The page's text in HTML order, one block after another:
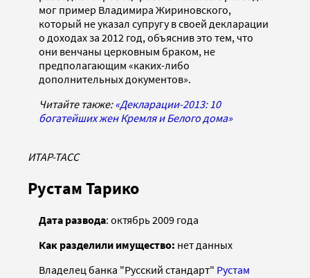
мог пример Владимира Жириновского,
который не указал супругу в своей декларации
о доходах за 2012 год, объяснив это тем, что
они венчаны церковным браком, не
предполагающим «каких-либо
дополнительных документов».
Читайте также:«Декларации-2013: 10
богатейших жен Кремля и Белого дома»
ИТАР-ТАСС
Рустам Тарико
Дата развода: октябрь 2009 года
Как разделили имущество: нет данных
Владелец банка "Русский стандарт" Рустам